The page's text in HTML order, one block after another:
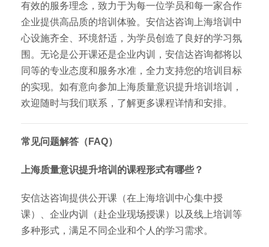
有效的服务理念，致力于为每一位学员和每一家合作
企业提供高品质的培训体验。安信达咨询上海培训中
心设施齐全、环境舒适，为学员创造了良好的学习氛
围。无论是公开课还是企业内训，安信达咨询都将以
同等的专业态度和服务水准，全力支持您的培训目标
的实现。如有意向参加上海质量意识提升培训培训，
欢迎随时与我们联系，了解更多课程详情和安排。
常见问题解答（FAQ）
上海质量意识提升培训的课程形式有哪些？
安信达咨询提供公开课（在上海培训中心集中授
课）、企业内训（赴企业现场授课）以及线上培训等
多种形式，满足不同企业和个人的学习需求。